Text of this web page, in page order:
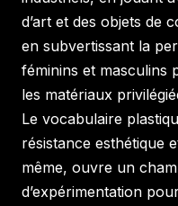
d’art et des objets de
en subvertissant la
féminins et masculins
les matériaux
Le vocabulaire
résistance esthétique
même, ouvre un
d’expérimentation